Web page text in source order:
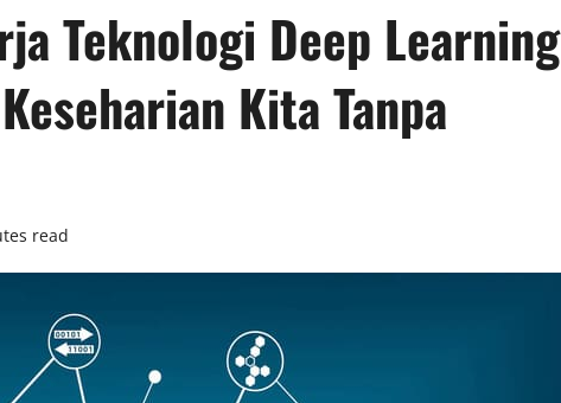
Teknologi Deep Learning
Kita Tanpa
read